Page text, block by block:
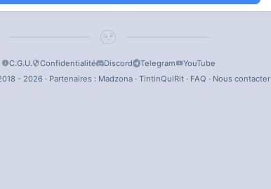
C.G.U. Confidentialité Discord Telegram
YouTube
- 2026 · Partenaires : Madzona ·TintinQuiRit · FAQ · Nous contacter